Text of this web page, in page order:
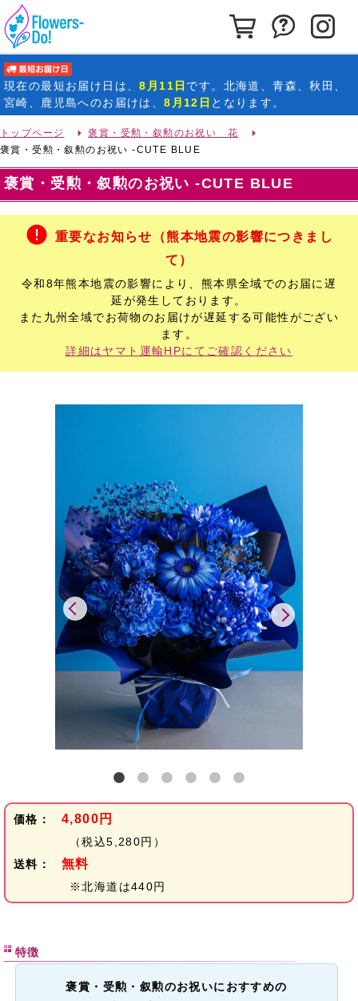
カートを見る
お問い合
現在の最短お届け日 は、8月11日 です。北海道、青森、秋田、
宮崎、鹿児島へのお届けは、8月12日 となります。
トップページ
褒賞・受勲・叙勲のお祝い 花
褒賞・受勲・叙勲のお祝い -CUTE BLUE
褒賞・受勲・叙勲のお祝い -CUTE BLUE
重要なお知らせ（熊本地震の影響につきまし
て）
令和8年熊本地震の影響により、熊本県全域でのお届に遅
延が発生しております。
また九州全域でお荷物のお届けが遅延する可能性がござい
ます。
詳細はヤマト運輸HPにてご確認ください
価格： 4,800円
（税込5,280円）
送料：
無料
※北海道は440円
特徴
褒賞・受勲・叙勲のお祝いにおすすめの